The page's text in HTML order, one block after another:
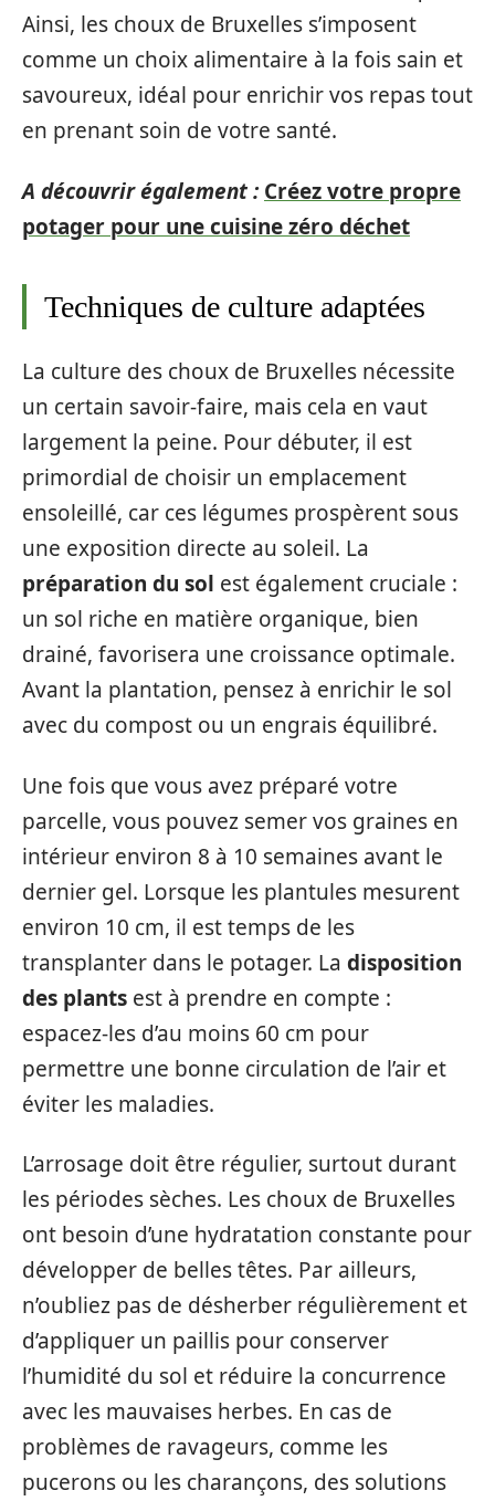
Ainsi, les choux de Bruxelles s’imposent
comme un choix alimentaire à la fois sain et
savoureux, idéal pour enrichir vos repas tout
en prenant soin de votre santé.
A découvrir également : Créez votre propre
potager pour une cuisine zéro déchet
Techniques de culture adaptées
La culture des choux de Bruxelles nécessite
un certain savoir-faire, mais cela en vaut
largement la peine. Pour débuter, il est
primordial de choisir un emplacement
ensoleillé, car ces légumes prospèrent sous
une exposition directe au soleil. La
préparation du sol est également cruciale :
un sol riche en matière organique, bien
drainé, favorisera une croissance optimale.
Avant la plantation, pensez à enrichir le sol
avec du compost ou un engrais équilibré.
Une fois que vous avez préparé votre
parcelle, vous pouvez semer vos graines en
intérieur environ 8 à 10 semaines avant le
dernier gel. Lorsque les plantules mesurent
environ 10 cm, il est temps de les
transplanter dans le potager. La disposition
des plants est à prendre en compte :
espacez-les d’au moins 60 cm pour
permettre une bonne circulation de l’air et
éviter les maladies.
L’arrosage doit être régulier, surtout durant
les périodes sèches. Les choux de Bruxelles
ont besoin d’une hydratation constante pour
développer de belles têtes. Par ailleurs,
n’oubliez pas de désherber régulièrement et
d’appliquer un paillis pour conserver
l’humidité du sol et réduire la concurrence
avec les mauvaises herbes. En cas de
problèmes de ravageurs, comme les
pucerons ou les charançons, des solutions